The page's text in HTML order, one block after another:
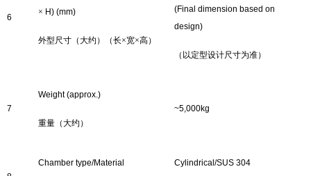
6
× H) (mm)
外型尺寸（大约）（长×宽×高）
(Final dimension based on
design)
（以定型设计尺寸为准）
7
Weight (approx.)
重量（大约）
~5,000kg
Chamber type/Material Cylindrical/SUS 304